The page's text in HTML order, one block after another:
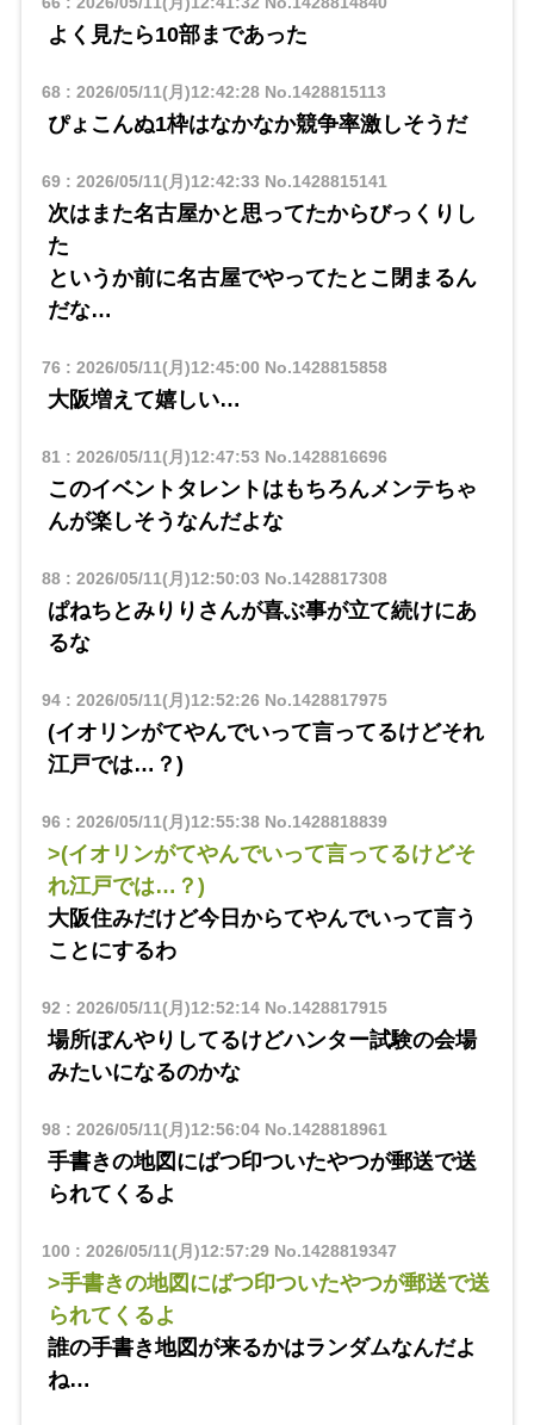
よく見たら10部まであった
68: 2026/05/11(月)12:42:28No.1428815113
ぴょこんぬ1枠はなかなか競争率激しそうだ
69: 2026/05/11(月)12:42:33 No.1428815141
次はまた名古屋かと思ってたからびっくりし
た
というか前に名古屋でやってたとこ閉まるん
だな…
76 : 2026/05/11(月)12:45:00 No.1428815858
大阪増えて嬉しい…
81 : 2026/05/11(月)12:47:53 No.1428816696
このイベントタレントはもちろんメンテちゃ
んが楽しそうなんだよな
88: 2026/05/11(月)12:50:03 No.1428817308
ぱねちとみりりさんが喜ぶ事が立て続けにあ
るな
94: 2026/05/11(月)12:52:26 No.1428817975
(イオリンがてやんでいって言ってるけどそれ
江戸では…？)
96 : 2026/05/11(月)12:55:38No.1428818839
>(イオリンがてやんでいって言ってるけどそ
れ江戸では…？)
大阪住みだけど今日からてやんでいって言う
ことにするわ
92 : 2026/05/11(月)12:52:14No.1428817915
場所ぼんやりしてるけどハンター試験の会場
みたいになるのかな
98: 2026/05/11(月)12:56:04No.1428818961
手書きの地図にばつ印ついたやつが郵送で送
られてくるよ
100 : 2026/05/11(月)12:57:29No.1428819347
>手書きの地図にばつ印ついたやつが郵送で送
られてくるよ
誰の手書き地図が来るかはランダムなんだよ
ね…